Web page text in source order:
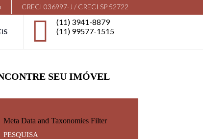
CRECI 036997-J / CRECI SP 52722
(11) 3941-8879
(11) 99577-1515
SEU IMÓVEL
Meta Data and Taxonomies Filter
PESQUISA